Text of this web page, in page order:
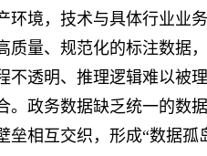
境，技术与具体行业业
质量、规范化的标注数据
透明、推理逻辑难以被
。政务数据缺乏统一的数
相互交织，形成“数据孤